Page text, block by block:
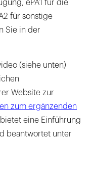
ePA1 für die
für sonstige
Sie in der
(siehe unten)
Website zur
zum ergänzenden
eine Einführung
beantwortet unter